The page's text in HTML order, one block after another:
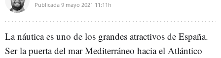
Publicada 9 mayo 2021 11:11h
La náutica es uno de los grandes atractivos de España.
Ser la puerta del mar Mediterráneo hacia el Atlántico